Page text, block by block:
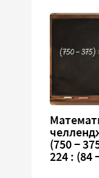
(750 −
224 : (84